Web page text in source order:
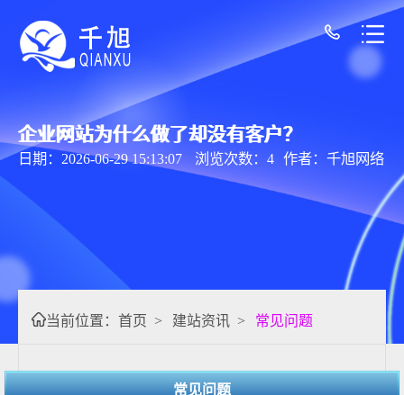
企业网站为什么做了却没有客户？
日期：2026-06-29 15:13:07 浏览次数：4 作者：千旭网络
当前位置： 首页 > 建站资讯 > 常见问题
常见问题